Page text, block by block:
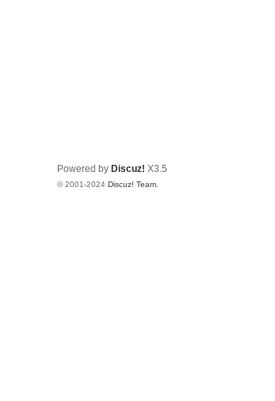
Powered by Discuz! X3.5
© 2001-2024 Discuz! Team